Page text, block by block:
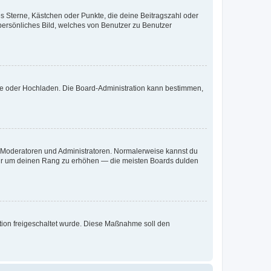
Sterne, Kästchen oder Punkte, die deine Beitragszahl oder
Bild, welches von Benutzer zu Benutzer
Hochladen. Die Board-Administration kann bestimmen,
und Administratoren. Normalerweise kannst du
um deinen Rang zu erhöhen — die meisten Boards dulden
freigeschaltet wurde. Diese Maßnahme soll den